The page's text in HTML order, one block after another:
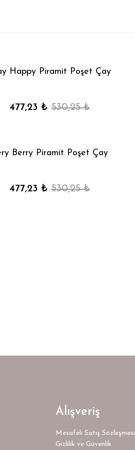
Happy Piramit Poşet Çay
477,23 ₺ 530,25 ₺
Berry Piramit Poşet Çay
477,23 ₺ 530,25 ₺
Alışveriş
Mesafeli Satış Sözleşmesi
Gizlilik ve Güvenlik